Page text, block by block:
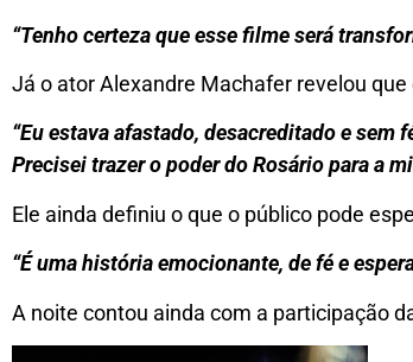
“Tenho certeza que esse filme será
Já o ator Alexandre Machafer revelou
“Eu estava afastado, desacreditado e
Precisei trazer o poder do Rosário para a
Ele ainda definiu o que o público pode
“É uma história emocionante, de fé e
A noite contou ainda com a participação